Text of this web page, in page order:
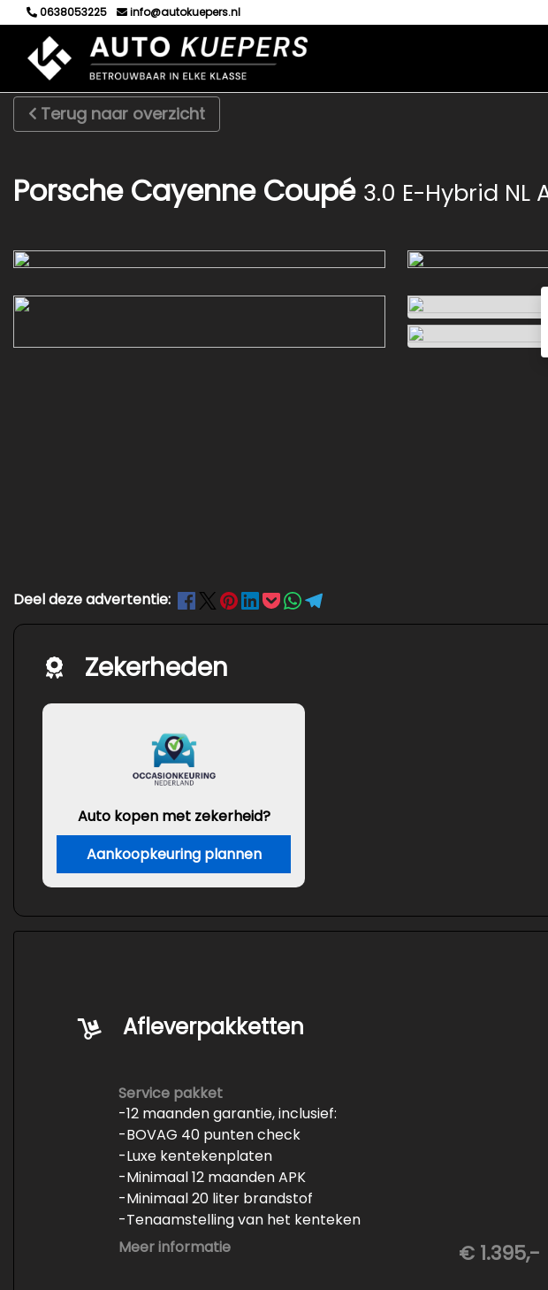
0638053225 info@autokuepers.nl
Terug naar overzicht
Porsche Cayenne Coupé 3.0 E-Hybrid NL
Deel deze advertentie:
Zekerheden
Auto kopen met zekerheid?
Aankoopkeuring plannen
Afleverpakketten
Service pakket
-12 maanden garantie, inclusief:
-BOVAG 40 punten check
-Luxe kentekenplaten
-Minimaal 12 maanden APK
-Minimaal 20 liter brandstof
-Tenaamstelling van het kenteken
-Vrijwaren van de inruilauto
Meer informatie € 1.395,-